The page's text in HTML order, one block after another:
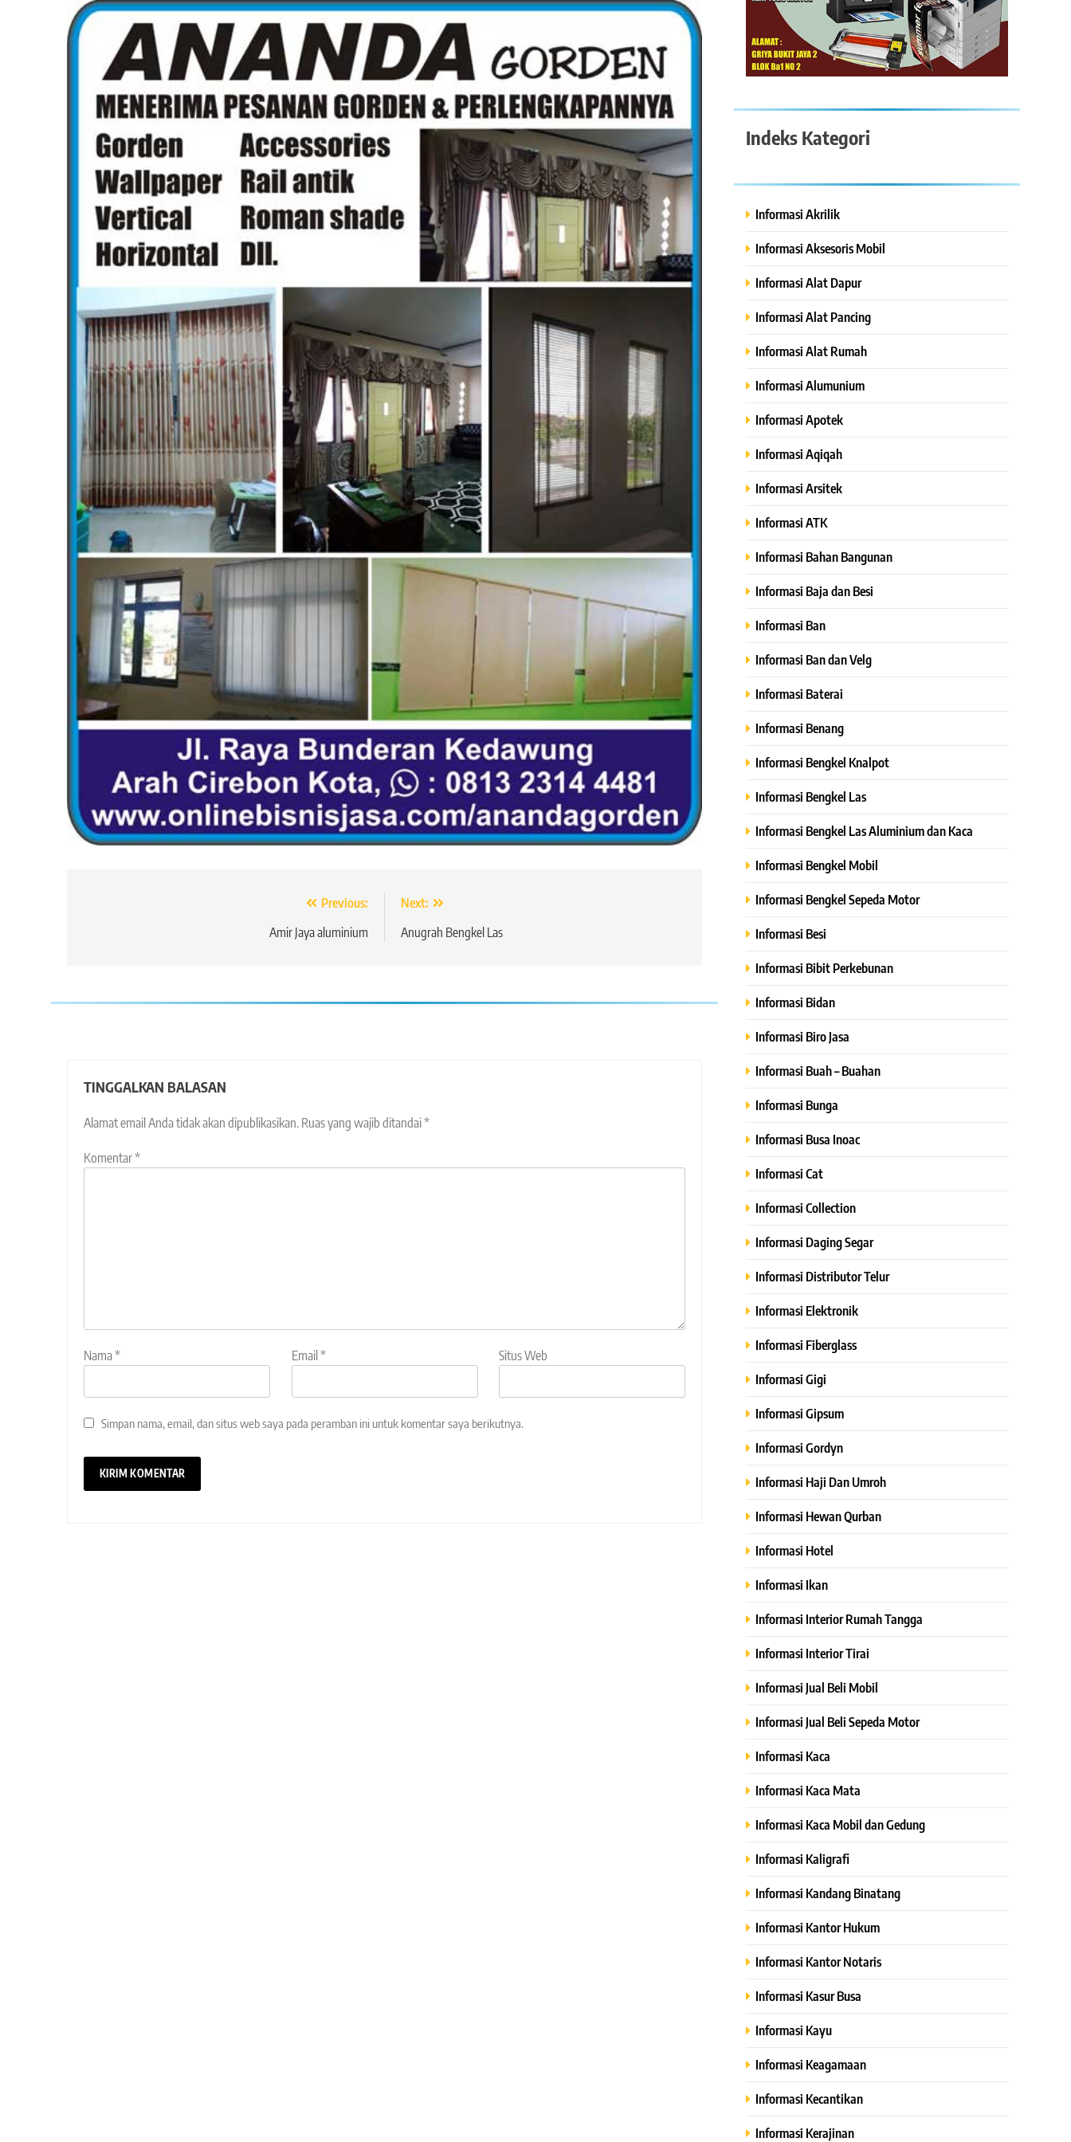
Previous:
Amir Jaya aluminium
Next:
Anugrah Bengkel Las
TINGGALKAN BALASAN
Alamat email Anda tidak akan dipublikasikan. Ruas yang wajib ditandai*
Komentar*
Nama* Email * Situs Web
Simpan nama, email, dan situs web saya pada peramban ini untuk komentar saya berikutnya.
Indeks Kategori
Informasi Akrilik
Informasi Aksesoris Mobil
Informasi Alat Dapur
Informasi Alat Pancing
Informasi Alat Rumah
Informasi Alumunium
Informasi Apotek
Informasi Aqiqah
Informasi Arsitek
Informasi ATK
Informasi Bahan Bangunan
Informasi Baja dan Besi
Informasi Ban
Informasi Ban dan Velg
Informasi Baterai
Informasi Benang
Informasi Bengkel Knalpot
Informasi Bengkel Las
Informasi Bengkel Las Aluminium dan Kaca
Informasi Bengkel Mobil
Informasi Bengkel Sepeda Motor
Informasi Besi
Informasi Bibit Perkebunan
Informasi Bidan
Informasi Biro Jasa
Informasi Buah – Buahan
Informasi Bunga
Informasi Busa Inoac
Informasi Cat
Informasi Collection
Informasi Daging Segar
Informasi Distributor Telur
Informasi Elektronik
Informasi Fiberglass
Informasi Gigi
Informasi Gipsum
Informasi Gordyn
Informasi Haji Dan Umroh
Informasi Hewan Qurban
Informasi Hotel
Informasi Ikan
Informasi Interior Rumah Tangga
Informasi Interior Tirai
Informasi Jual Beli Mobil
Informasi Jual Beli Sepeda Motor
Informasi Kaca
Informasi Kaca Mata
Informasi Kaca Mobil dan Gedung
Informasi Kaligrafi
Informasi Kandang Binatang
Informasi Kantor Hukum
Informasi Kantor Notaris
Informasi Kasur Busa
Informasi Kayu
Informasi Keagamaan
Informasi Kecantikan
Informasi Kerajinan